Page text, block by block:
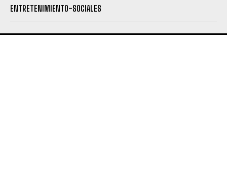
ENTRETENIMIENTO-SOCIALES